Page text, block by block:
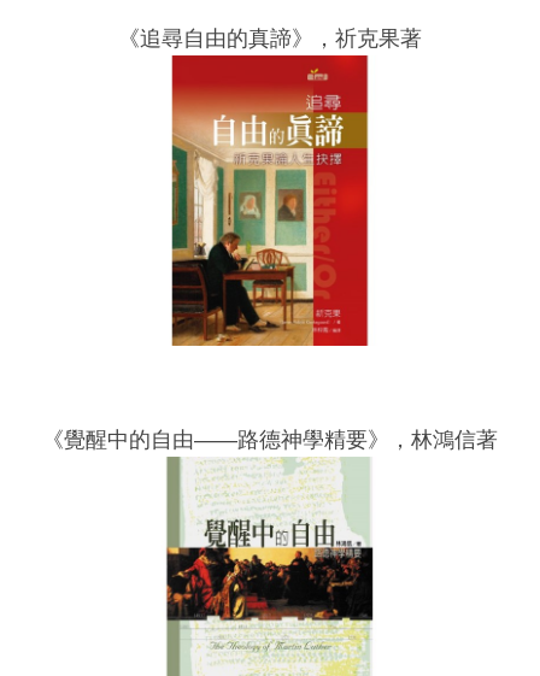
《追尋自由的真諦》，祈克果著
《覺醒中的自由——路德神學精要》，林鴻信著